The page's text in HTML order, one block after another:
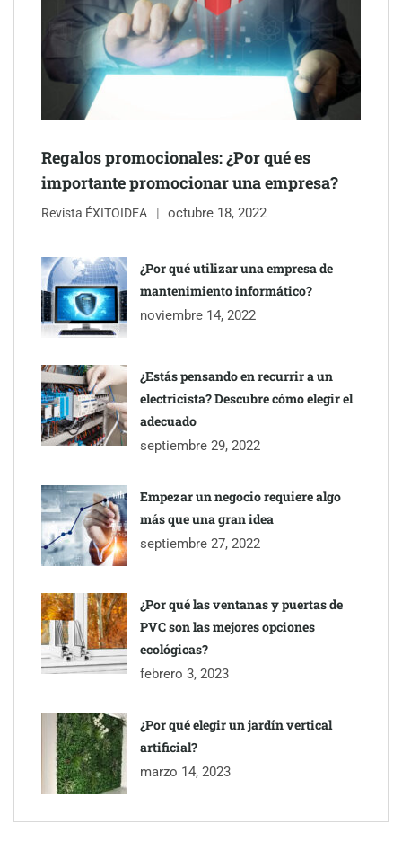
Schaeffler mejora su rentabilidad en el primer semestre de 2026
NOVA: innovación y diseño que transforman espacios de la
mano de Tormo Franquicias
Regalos promocionales: ¿Por qué es
importante promocionar una empresa?
Revista ÉXITOIDEA octubre 18, 2022
¿Por qué utilizar una empresa de
mantenimiento informático?
noviembre 14, 2022
¿Estás pensando en recurrir a un
electricista? Descubre cómo elegir el
adecuado
septiembre 29, 2022
Empezar un negocio requiere algo
más que una gran idea
septiembre 27, 2022
¿Por qué las ventanas y puertas de
PVC son las mejores opciones
ecológicas?
febrero 3, 2023
¿Por qué elegir un jardín vertical
artificial?
marzo 14, 2023